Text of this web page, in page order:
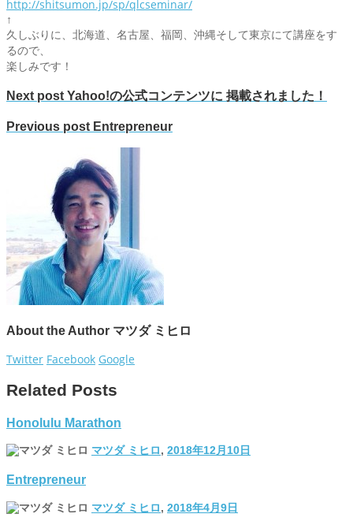
http://shitsumon.jp/sp/qlcseminar/
↑
久しぶりに、北海道、名古屋、福岡、沖縄そして東京にて講座をす
るので、
楽しみです！
Next post Yahoo!の公式コンテンツに 掲載されました！
Previous post Entrepreneur
About the Author マツダ ミヒロ
Twitter Facebook Google
Related Posts
Honolulu Marathon
マツダ ミヒロ, 2018年12月10日
Entrepreneur
マツダ ミヒロ, 2018年4月9日